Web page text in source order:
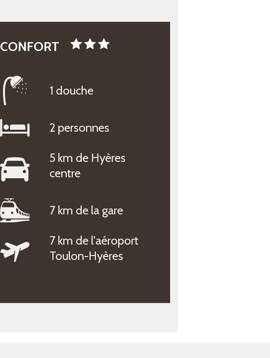
CONFORT
1 douche
2 personnes
5 km de Hyères
centre
7 km de la gare
7 km de l'aéroport
Toulon-Hyères